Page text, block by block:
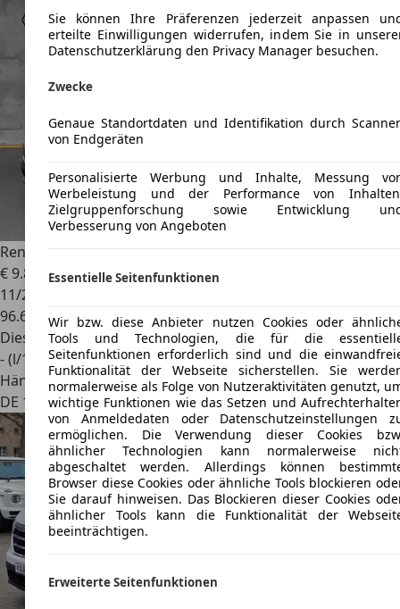
Renault
€ 9.890 1
11/2015
96.671 km
Diesel
- (l/100 km)
Händler
DE 15517Fürstenwalde/spree
Sie können Ihre Präferenzen jederzeit anpassen
erteilte Einwilligungen widerrufen, indem Sie in
Datenschutzerklärung den Privacy Manager besuchen.
Zwecke
Genaue Standortdaten und Identifikation durch
von Endgeräten
Personalisierte Werbung und Inhalte, Messung
Werbeleistung und der Performance von
Zielgruppenforschung sowie Entwicklung
Verbesserung von Angeboten
Essentielle Seitenfunktionen
Wir bzw. diese Anbieter nutzen Cookies oder
Tools und Technologien, die für die
Seitenfunktionen erforderlich sind und die
Funktionalität der Webseite sicherstellen. Sie
normalerweise als Folge von Nutzeraktivitäten genutzt,
wichtige Funktionen wie das Setzen und
von Anmeldedaten oder Datenschutzeinstellungen
ermöglichen. Die Verwendung dieser Cookies
ähnlicher Technologien kann normalerweise
abgeschaltet werden. Allerdings können
Browser diese Cookies oder ähnliche Tools blockieren
Sie darauf hinweisen. Das Blockieren dieser Cookies
ähnlicher Tools kann die Funktionalität der
beeinträchtigen.
Erweiterte Seitenfunktionen